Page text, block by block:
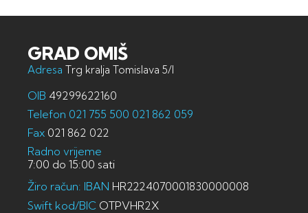
GRAD OMIŠ
Adresa Trg kralja Tomislava 5/I
OIB 49299622160
Telefon 021 755 500 021 862 059
Fax 021 862 022
Radno vrijeme
7:00 do 15:00 sati
Žiro račun: IBAN HR2224070001830000008
Swift kod/BIC OTPVHR2X